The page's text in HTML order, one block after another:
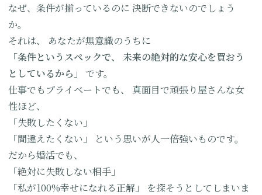
なぜ、条件が揃っているのに 決断できないのでしょう
か。
それは、
あなたが無意識のうちに
「条件というスペックで、
未来の絶対的な安心を買おう
としているから」
です。
仕事でもプライベートでも、
真面目で頑張り屋さんな女
性ほど、
「失敗したくない」
「間違えたくない」
という思いが人一倍強いものです。
だから婚活でも、
「絶対に失敗しない相手」
「私が100%幸せになれる正解」
を探そうとしてしまいま